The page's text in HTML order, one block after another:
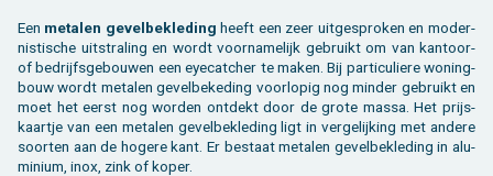
Een me­ta­len ge­vel­be­kle­ding heeft een zeer uit­ge­spro­ken en mo­der­
nis­ti­sche uit­stra­ling en wordt voor­na­me­lijk ge­bruikt om van kan­toor-
of be­drijfs­ge­bou­wen een ey­e­cat­cher te maken. Bij par­ti­cu­lie­re wo­ning­
bouw wordt me­ta­len ge­vel­be­keding voor­lo­pig nog min­der ge­bruikt en
moet het eerst nog wor­den ont­dekt door de grote massa. Het prijs­
kaart­je van een me­ta­len ge­vel­be­kle­ding ligt in ver­ge­lij­king met an­de­re
soor­ten aan de ho­ge­re kant. Er be­staat me­ta­len ge­vel­be­kle­ding in alu­
mi­ni­um, inox, zink of koper.